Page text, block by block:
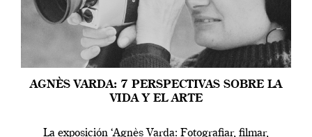
AGNÈS VARDA: 7 PERSPECTIVAS SOBRE LA
VIDA Y EL ARTE
La exposición ‘Agnès Varda: Fotografiar, filmar,